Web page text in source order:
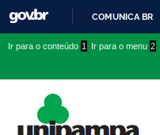
COMUNICA BR
conteúdo
menu
superior
menu
Ir para o conteúdo 1 Ir para o menu 2